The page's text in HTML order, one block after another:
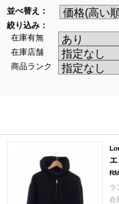
並べ替え：
絞り込み：
在庫有無
在庫店舗
商品ランク
ラ
在